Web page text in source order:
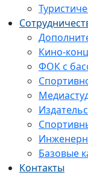
Кино-
ФОК с
Базовые
Контакты